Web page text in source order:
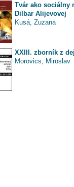
Tvár ako sociálny
Dilbar Alijevovej
Kusá, Zuzana
XXIII. zborník z
Morovics, Miroslav